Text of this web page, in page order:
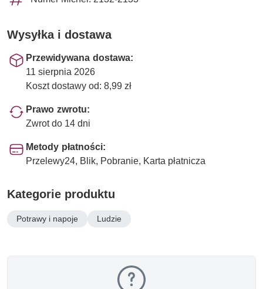
Wysyłka i dostawa
Przewidywana dostawa:
11 sierpnia 2026
Koszt dostawy od: 8,99 zł
Prawo zwrotu:
Zwrot do 14 dni
Metody płatności:
Przelewy24, Blik, Pobranie, Karta płatnicza
Kategorie produktu
Potrawy i napoje Ludzie